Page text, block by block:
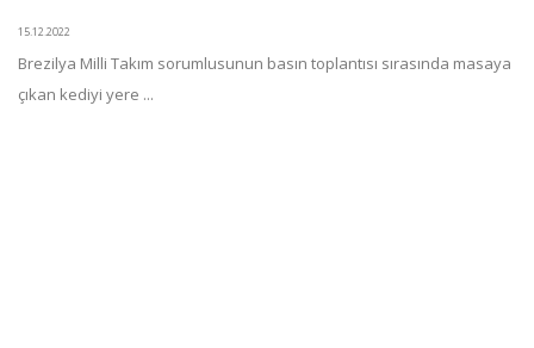
15.12.2022
Brezilya Milli Takım sorumlusunun basın toplantısı sırasında masaya
çıkan kediyi yere ...